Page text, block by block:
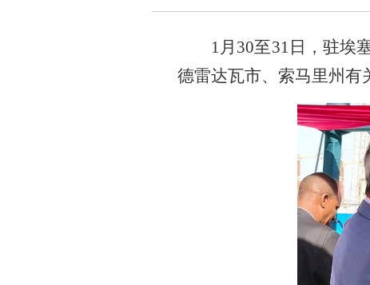
1月30至31日，驻埃
德雷达瓦市、索马里州有